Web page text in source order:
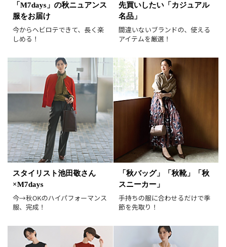
予約品
在庫あり
画像小 画像大
表示件数 30件 90件
並び順 おすすめ順
人気順
新着順
価格が安い順
価格が高い順
値下げ実施日順
レビュー高評価順
カラー（複数選択可）
「M7days」の秋ニュアンス
服をお届け
今からヘビロテできて、長く楽
しめる！
先買いしたい「カジュアル
名品」
間違いないブランドの、使える
アイテムを厳選！
スタイリスト池田敬さん
×M7days
今→秋OKのハイパフォーマンス
服、完成！
「秋バッグ」「秋靴」「秋
スニーカー」
手持ちの服に合わせるだけで季
節を先取り！